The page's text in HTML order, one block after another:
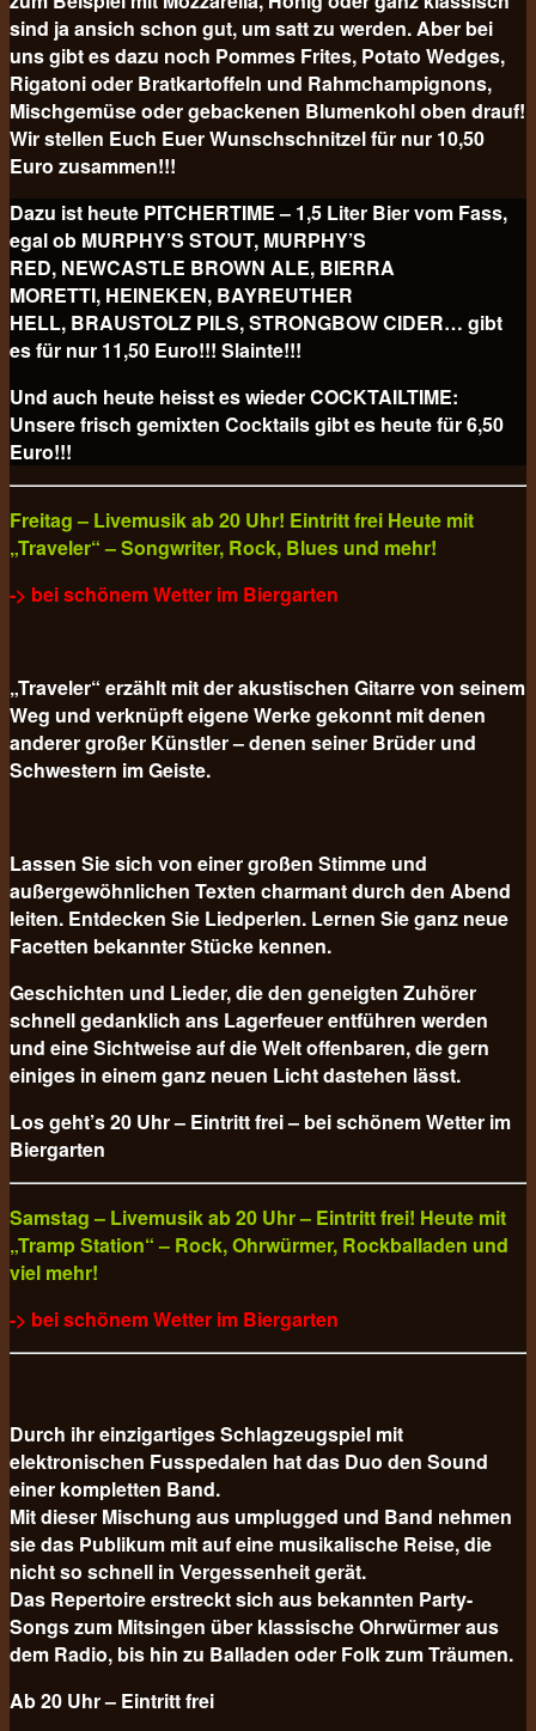
sind ja ansich schon gut, um satt zu werden. Aber bei
uns gibt es dazu noch Pommes Frites, Potato Wedges,
Rigatoni oder Bratkartoffeln und Rahmchampignons,
Mischgemüse oder gebackenen Blumenkohl oben drauf!
Wir stellen Euch Euer Wunschschnitzel für nur 10,50
Euro zusammen!!!
Dazu ist heute PITCHERTIME – 1,5 Liter Bier vom Fass,
egal ob MURPHY’S STOUT, MURPHY’S
RED, NEWCASTLE BROWN ALE, BIERRA
MORETTI, HEINEKEN, BAYREUTHER
HELL, BRAUSTOLZ PILS, STRONGBOW CIDER… gibt
es für nur 11,50 Euro!!! Slainte!!!
Und auch heute heisst es wieder COCKTAILTIME:
Unsere frisch gemixten Cocktails gibt es heute für6,50
Euro!!!
Freitag – Livemusik ab 20 Uhr! Eintritt frei Heute mit
„Traveler“ – Songwriter, Rock, Blues und mehr!
-> bei schönem Wetter im Biergarten
„Traveler“ erzählt mit der akustischen Gitarre von seinem
Weg und verknüpft eigene Werke gekonnt mit denen
anderer großer Künstler – denen seiner Brüder und
Schwestern im Geiste.
Lassen Sie sich von einer großen Stimme und
außergewöhnlichen Texten charmant durch den Abend
leiten. Entdecken Sie Liedperlen. Lernen Sie ganz neue
Facetten bekannter Stücke kennen.
Geschichten und Lieder, die den geneigten Zuhörer
schnell gedanklich ans Lagerfeuer entführen werden
und eine Sichtweise auf die Welt offenbaren, die gern
einiges in einem ganz neuen Licht dastehen lässt.
Los geht’s 20 Uhr – Eintritt frei – bei schönem Wetter im
Biergarten
Samstag – Livemusik ab 20 Uhr – Eintritt frei! Heute mit
„Tramp Station“ – Rock, Ohrwürmer, Rockballaden und
viel mehr!
-> bei schönem Wetter im Biergarten
Durch ihr einzigartiges Schlagzeugspiel mit
elektronischen Fusspedalen hat das Duo den Sound
einer kompletten Band.
Mit dieser Mischung aus umplugged und Band nehmen
sie das Publikum mit auf eine musikalische Reise, die
nicht so schnell in Vergessenheit gerät.
Das Repertoire erstreckt sich aus bekannten Party-
Songs zum Mitsingen über klassische Ohrwürmer aus
dem Radio, bis hin zu Balladen oder Folk zum Träumen.
Ab 20 Uhr – Eintritt frei